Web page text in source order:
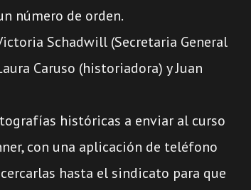
número de orden.
Schadwill (Secretaria General
Caruso (historiadora) y Juan
históricas a enviar al curso
con una aplicación de teléfono
hasta el sindicato para que